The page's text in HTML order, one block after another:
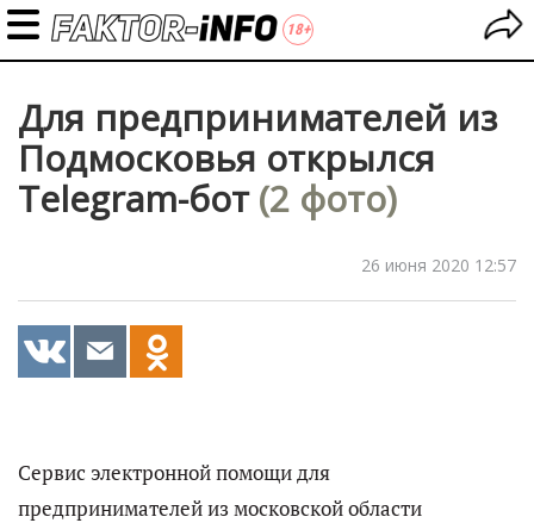
Для предпринимателей из
Подмосковья открылся
Telegram-бот(2 фото)
26 июня 2020 12:57
Сервис электронной помощи для
предпринимателей из московской области